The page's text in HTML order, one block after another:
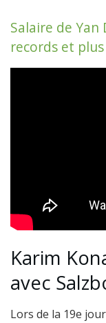
Salaire de
records et plus
Karim
avec
Lors de la 19e